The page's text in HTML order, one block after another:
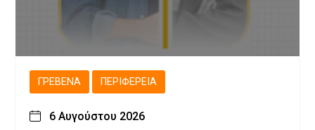
ΓΡΕΒΕΝΆ ΠΕΡΙΦΈΡΕΙΑ
6 Αυγούστου 2026